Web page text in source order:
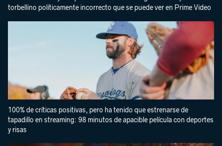
torbellino políticamente incorrecto que se puede ver en Prime Video
100% de críticas positivas, pero ha tenido que estrenarse de
tapadillo en streaming: 98 minutos de apacible película con deportes
y risas